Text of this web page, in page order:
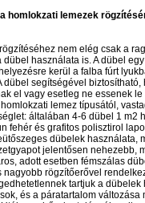
homlokzati lemezek
nem elég csak a
használata is. A dübel
kerül a falba fúrt
dübel segítségével biztosítható,
el vagy esetleg ne essenek le
lemez típusától,
általában 4-6 dübel 1 m2
fehér és grafitos polisztirol
dübelek használata,
jelentősen nehezebb,
adott esetben fémszálas
nagyobb rögzítőerővel
tartjuk a dübelek
és a páratartalom változása